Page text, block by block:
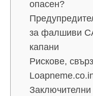
опасен?
за фалшиви
капани
Рискове,